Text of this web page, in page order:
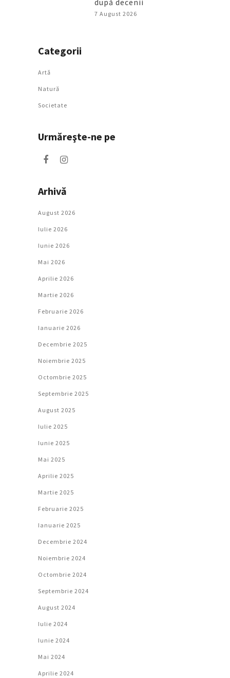
după decenii
7 August 2026
Categorii
Artǎ
Natură
Societate
Urmăreşte-ne pe
Arhivă
August 2026
Iulie 2026
Iunie 2026
Mai 2026
Aprilie 2026
Martie 2026
Februarie 2026
Ianuarie 2026
Decembrie 2025
Noiembrie 2025
Octombrie 2025
Septembrie 2025
August 2025
Iulie 2025
Iunie 2025
Mai 2025
Aprilie 2025
Martie 2025
Februarie 2025
Ianuarie 2025
Decembrie 2024
Noiembrie 2024
Octombrie 2024
Septembrie 2024
August 2024
Iulie 2024
Iunie 2024
Mai 2024
Aprilie 2024